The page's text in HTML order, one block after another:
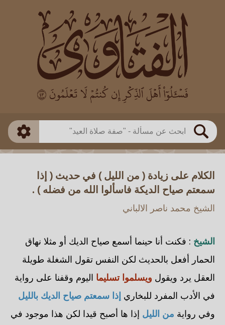
بحث
العالم
بن باز
بن العثيمين
اللجنة الدائمة
طريقة البحث
ذكي
الكلام على زيادة ( من الليل ) في حديث ( إذا
سمعتم صياح الديكة فاسألوا الله من فضله ) .
الشيخ محمد ناصر الالباني
الشيخ : فكنت أنا حينما أسمع صياح الديك أو مثلا نهاق
الحمار أفعل بالحديث لكن النفس تقول الشغلة طويلة
العقل يرد ويقول ويسلموا تسليما اليوم وقفنا على رواية
في الأدب المفرد للبخاري إذا سمعتم صياح الديك بالليل
وفي رواية من الليل إذا ها أصبح قيدا لكن هذا موجود في